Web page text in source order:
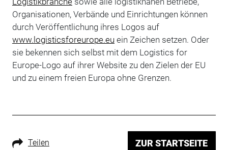
Organisationen, Verbände und Einrichtungen können
durch Veröffentlichung ihres Logos auf
www.logisticsforeurope.eu ein Zeichen setzen. Oder
sie bekennen sich selbst mit dem Logistics for
Europe-Logo auf ihrer Website zu den Zielen der EU
und zu einem freien Europa ohne Grenzen.
Teilen ZUR STARTSEITE